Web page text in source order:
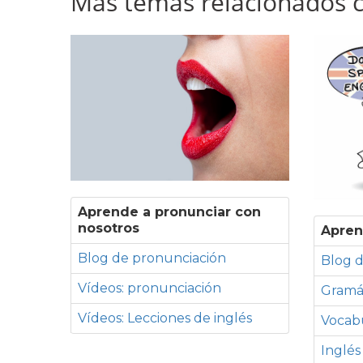
Aprende a pronunciar con
nosotros
Blog de pronunciación
Vídeos: pronunciación
Vídeos: Lecciones de inglés
Blog